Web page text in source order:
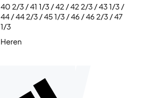
40 2/3 / 41 1/3 / 42 / 42 2/3 / 43 1/3 /
44 / 44 2/3 / 45 1/3 / 46 / 46 2/3 / 47
1/3
Heren